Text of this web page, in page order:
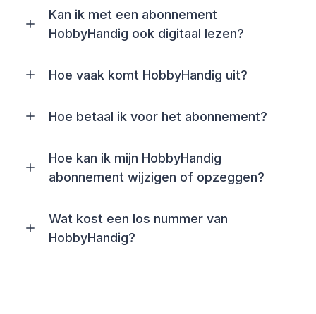
Kan ik met een abonnement
HobbyHandig ook digitaal lezen?
Hoe vaak komt HobbyHandig uit?
Hoe betaal ik voor het abonnement?
Hoe kan ik mijn HobbyHandig
abonnement wijzigen of opzeggen?
Wat kost een los nummer van
HobbyHandig?